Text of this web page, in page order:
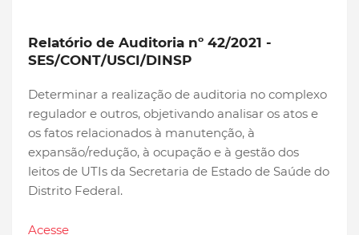
Relatório de Auditoria nº 42/2021 -
SES/CONT/USCI/DINSP
Determinar a realização de auditoria no complexo
regulador e outros, objetivando analisar os atos e
os fatos relacionados à manutenção, à
expansão/redução, à ocupação e à gestão dos
leitos de UTIs da Secretaria de Estado de Saúde do
Distrito Federal.
Acesse